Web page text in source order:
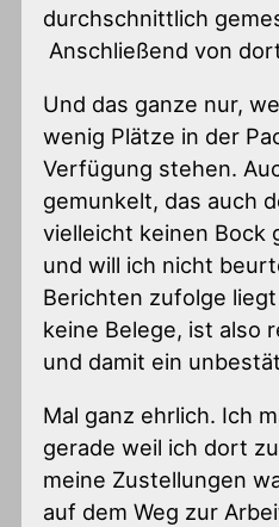
durchschnittlich
Anschließend von
Und das ganze nur,
wenig Plätze in der
Verfügung stehen.
gemunkelt, das auch
vielleicht keinen Bock
und will ich nicht
Berichten zufolge
keine Belege, ist also
und damit ein
Mal ganz ehrlich. Ich
gerade weil ich dort
meine Zustellungen
auf dem Weg zur